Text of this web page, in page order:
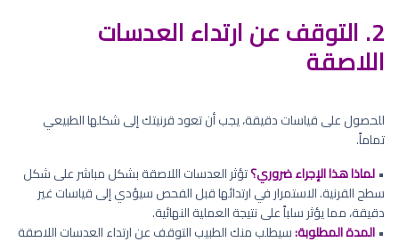
2. التوقف عن ارتداء العدسات
اللاصقة
للحصول على قياسات دقيقة، يجب أن تعود قرنيتك إلى شكلها الطبيعي
تماماً.
•لماذا هذا الإجراء ضروري؟تؤثر العدسات اللاصقة بشكل مباشر على شكل
سطح القرنية. الاستمرار في ارتدائها قبل الفحص سيؤدي إلى قياسات غير
دقيقة، مما يؤثر سلباً على نتيجة العملية النهائية.
•المدة المطلوبة:سيطلب منك الطبيب التوقف عن ارتداء العدسات اللاصقة